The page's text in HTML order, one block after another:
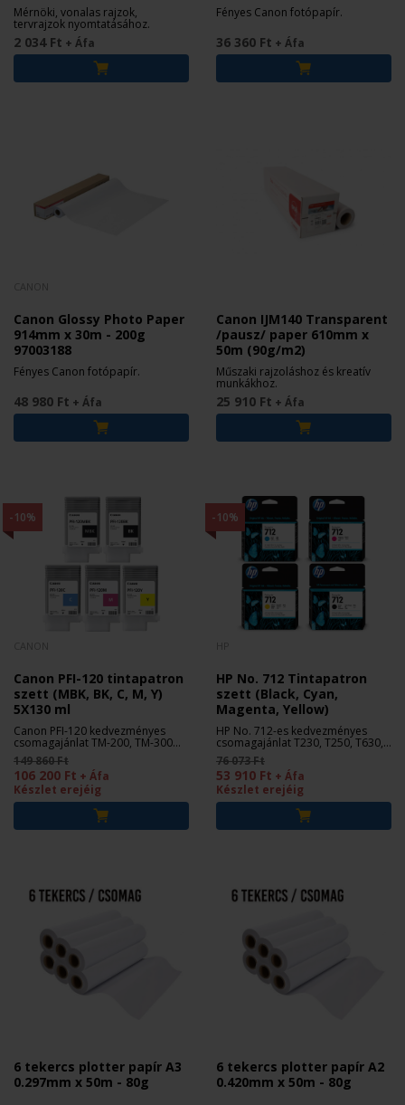
Mérnöki, vonalas rajzok,
tervrajzok nyomtatásához.
2 034 Ft + Áfa
Fényes Canon fotópapír.
36 360 Ft + Áfa
Canon Glossy Photo Paper
914mm x 30m - 200g
97003188
Fényes Canon fotópapír.
48 980 Ft + Áfa
Canon IJM140 Transparent
/pausz/ paper 610mm x
50m (90g/m2)
Műszaki rajzoláshoz és kreatív
munkákhoz.
25 910 Ft + Áfa
-10%
Canon PFI-120 tintapatron
szett (MBK, BK, C, M, Y)
5X130 ml
Canon PFI-120 kedvezményes
csomagajánlat TM-200, TM-300
nyomtatókhoz.
149 860 Ft
106 200 Ft + Áfa
Készlet erejéig
-10%
HP No. 712 Tintapatron
szett (Black, Cyan,
Magenta, Yellow)
HP No. 712-es kedvezményes
csomagajánlat T230, T250, T630,
T650 nyomtatókhoz.
76 073 Ft
53 910 Ft + Áfa
Készlet erejéig
6 tekercs plotter papír A3
0.297mm x 50m - 80g
6 tekercs plotter papír A2
0.420mm x 50m - 80g